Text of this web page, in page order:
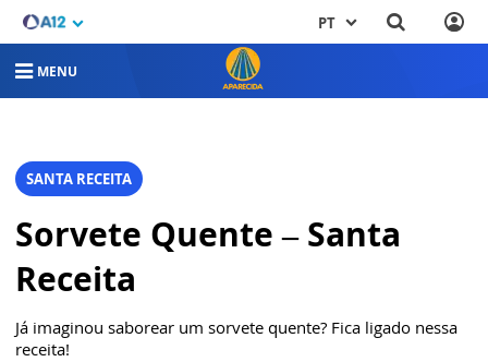
PT
MENU
SANTA RECEITA
Sorvete Quente – Santa
Receita
Já imaginou saborear um sorvete quente? Fica ligado nessa
receita!